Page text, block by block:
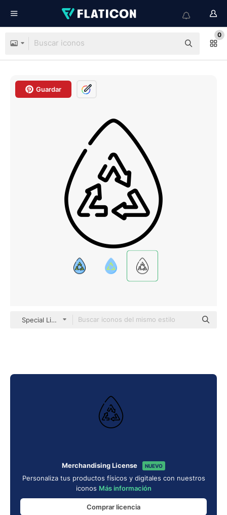
0
Guardar
Special Lineal
Merchandising License NUEVO
Personaliza tus productos físicos y digitales con nuestros
iconos Más información
Comprar licencia